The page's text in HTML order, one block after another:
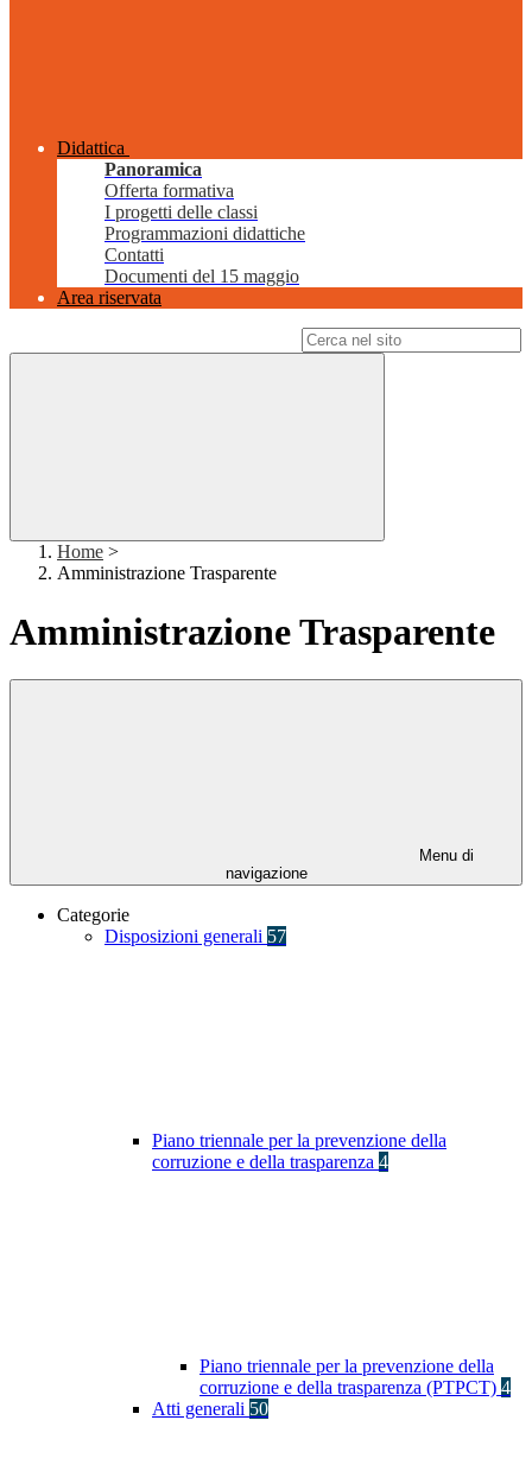
Didattica
Panoramica
Offerta formativa
I progetti delle classi
Programmazioni didattiche
Contatti
Documenti del 15 maggio
Area riservata
Home >
Amministrazione Trasparente
Amministrazione Trasparente
Menu di
navigazione
Categorie
Disposizioni generali 57
Piano triennale per la prevenzione della
corruzione e della trasparenza 4
Piano triennale per la prevenzione della
corruzione e della trasparenza (PTPCT) 4
Atti generali 50